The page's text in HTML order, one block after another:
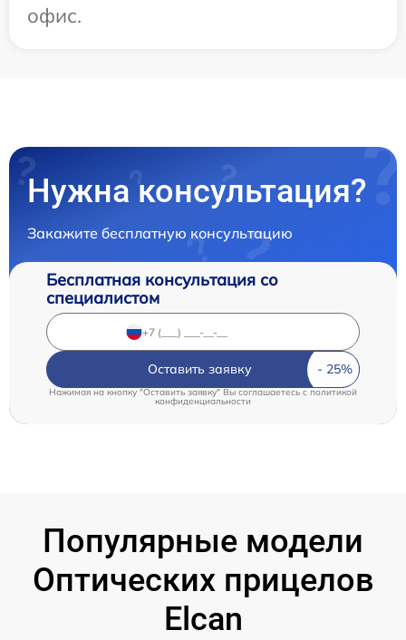
офис.
Нужна консультация?
Закажите бесплатную консультацию
Бесплатная консультация со
специалистом
Оставить заявку
Нажимая на кнопку "Оставить заявку" Вы соглашаетесь c политикой
конфиденциальности
Популярные модели
Оптических прицелов
Elcan